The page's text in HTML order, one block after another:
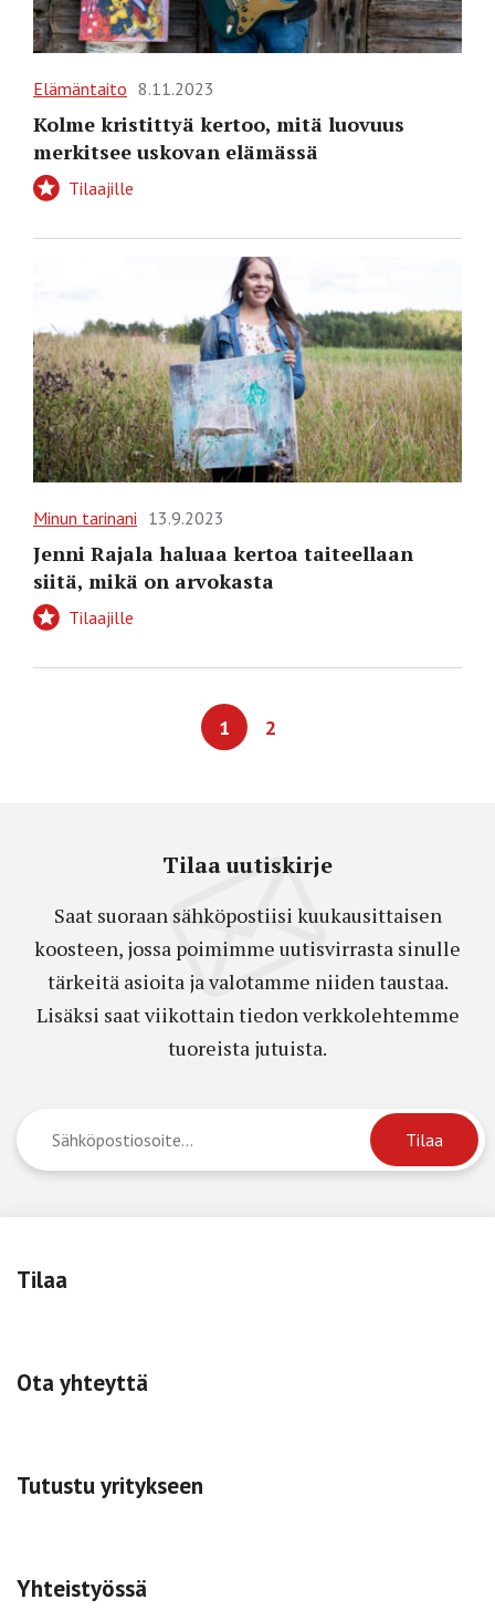
Elämäntaito 8.11.2023
Kolme kristittyä kertoo, mitä luovuus
merkitsee uskovan elämässä
Tilaajille
Minun tarinani 13.9.2023
Jenni Rajala haluaa kertoa taiteellaan
siitä, mikä on arvokasta
Tilaajille
1 2
Tilaa uutiskirje
Saat suoraan sähköpostiisi kuukausittaisen
koosteen, jossa poimimme uutisvirrasta sinulle
tärkeitä asioita ja valotamme niiden taustaa.
Lisäksi saat viikottain tiedon verkkolehtemme
tuoreista jutuista.
Tilaa
Ota yhteyttä
Tutustu yritykseen
Yhteistyössä